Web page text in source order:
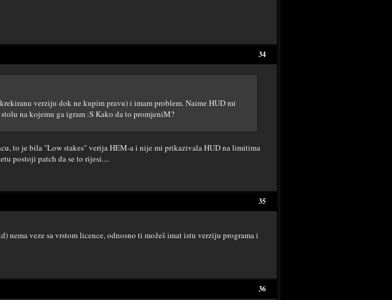
34
verziju dok ne kupim pravu) i imam problem. Naime HUD mi
na kojemu ga igram :S Kako da to promjeniM?
to je bila "Low stakes" verija HEM-a i nije mi prikazivala HUD na limitima
postoji patch da se to rijesi....
35
nema veze sa vrstom licence, odnosno ti možeš imat istu verziju programa i
36